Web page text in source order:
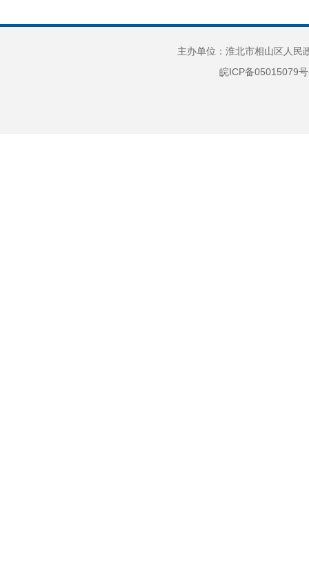
主办单位：淮北市相山区人
皖ICP备05015079